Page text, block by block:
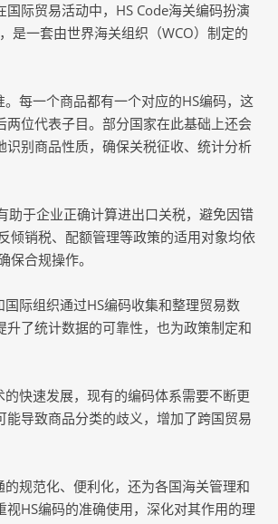
际贸易活动中，HS Code海关编码扮演
是一套由世界海关组织（WCO）制定的
每一个商品都有一个对应的HS编码，这
位代表子目。部分国家在此基础上还会
别商品性质，确保关税征收、统计分析
助于企业正确计算进出口关税，避免因错
倾销税、配额管理等政策的适用对象均依
合规操作。
际组织通过HS编码收集和整理贸易数
了统计数据的可靠性，也为政策制定和
快速发展，现有的编码体系需要不断更
导致商品分类的歧义，增加了跨国贸易
规范化、便利化，还为各国海关管理和
HS编码的准确使用，深化对其作用的理